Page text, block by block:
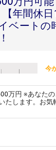
年間休
ベートの
今
万円 ※あなた
たします。お気